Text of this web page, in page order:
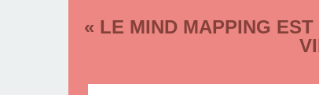
« LE MIND MAPPING EST